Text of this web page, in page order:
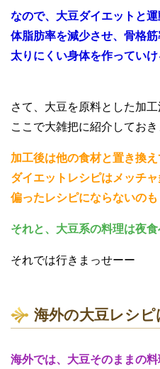
なので、大豆ダイエットと
体脂肪率を減少させ、骨格
太りにくい身体を作っていけ
さて、大豆を原料とした加工
ここで大雑把に紹介しておき
加工後は他の食材と置き換え
ダイエットレシピはメッチャ
偏ったレシピにならないのも
それと、大豆系の料理は夜食
それでは行きまっせーー
海外の大豆レシピ
海外では、大豆そのままの料